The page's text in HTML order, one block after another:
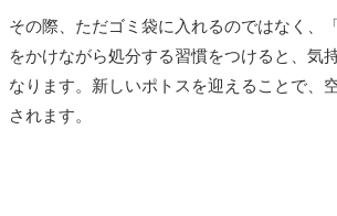
その際、ただゴミ袋に入れるのではなく、
をかけながら処分する習慣をつけると、気
なります。新しいポトスを迎えることで、
されます。